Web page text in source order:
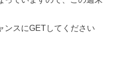
ンスにGETしてください